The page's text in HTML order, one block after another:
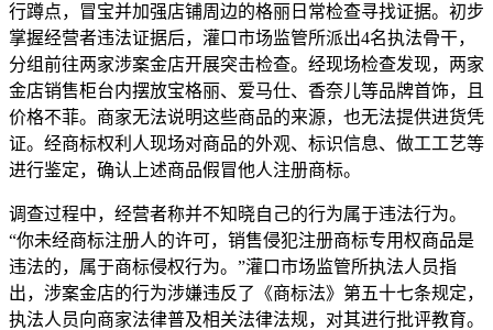
行蹲点，冒宝并加强店铺周边的格丽日常检查寻找证据。初步
掌握经营者违法证据后，灌口市场监管所派出4名执法骨干，
分组前往两家涉案金店开展突击检查。经现场检查发现，两家
金店销售柜台内摆放宝格丽、爱马仕、香奈儿等品牌首饰，且
价格不菲。商家无法说明这些商品的来源，也无法提供进货凭
证。经商标权利人现场对商品的外观、标识信息、做工工艺等
进行鉴定，确认上述商品假冒他人注册商标。
调查过程中，经营者称并不知晓自己的行为属于违法行为。
“你未经商标注册人的许可，销售侵犯注册商标专用权商品是
违法的，属于商标侵权行为。”灌口市场监管所执法人员指
出，涉案金店的行为涉嫌违反了《商标法》第五十七条规定，
执法人员向商家法律普及相关法律法规，对其进行批评教育。